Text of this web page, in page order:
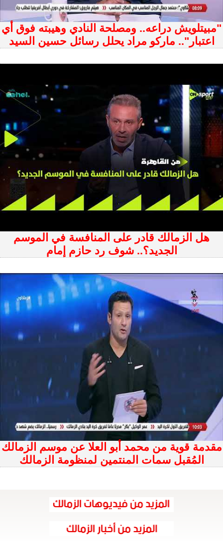
"مبيتلويش دراعه.. ومصلحة النادي وهيبته فوق أي
اعتبار".. ماركو مراد يحلل رسائل حسين السيد
هل الزمالك قادر على المنافسة في الموسم
الجديد؟.. شوف رد حازم إمام
مقدمة قوية من محمد أبو العلا عن موسم الزمالك
المُقبل سمات المنتمين لمنظومة الزمالك